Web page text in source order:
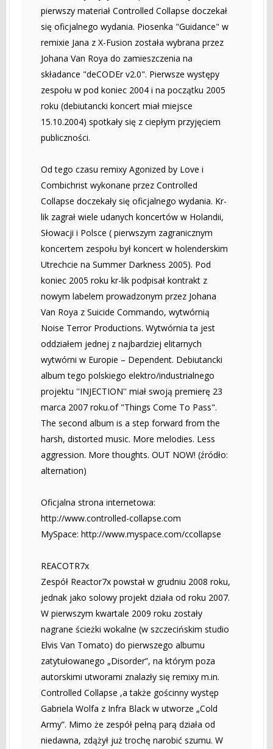
pierwszy materiał Controlled Collapse doczekał
się oficjalnego wydania. Piosenka "Guidance" w
remixie Jana z X-Fusion została wybrana przez
Johana Van Roya do zamieszczenia na
składance "deCODEr v2.0". Pierwsze występy
zespołu w pod koniec 2004 i na początku 2005
roku (debiutancki koncert miał miejsce
15.10.2004) spotkały się z ciepłym przyjęciem
publiczności.
Od tego czasu remixy Agonized by Love i
Combichrist wykonane przez Controlled
Collapse doczekały się oficjalnego wydania. Kr-
lik zagrał wiele udanych koncertów w Holandii,
Słowacji i Polsce ( pierwszym zagranicznym
koncertem zespołu był koncert w holenderskim
Utrechcie na Summer Darkness 2005). Pod
koniec 2005 roku kr-lik podpisał kontrakt z
nowym labelem prowadzonym przez Johana
Van Roya z Suicide Commando, wytwórnią
Noise Terror Productions. Wytwórnia ta jest
oddziałem jednej z najbardziej elitarnych
wytwórni w Europie – Dependent. Debiutancki
album tego polskiego elektro/industrialnego
projektu ''INJECTION'' miał swoją premierę 23
marca 2007 roku.of "Things Come To Pass".
The second album is a step forward from the
harsh, distorted music. More melodies. Less
aggression. More thoughts. OUT NOW! (źródło:
alternation)
Oficjalna strona internetowa:
http://www.controlled-collapse.com
MySpace: http://www.myspace.com/ccollapse
REACOTR7x
Zespół Reactor7x powstał w grudniu 2008 roku,
jednak jako solowy projekt działa od roku 2007.
W pierwszym kwartale 2009 roku zostały
nagrane ścieżki wokalne (w szczecińskim studio
Elvis Van Tomato) do pierwszego albumu
zatytułowanego „Disorder”, na którym poza
autorskimi utworami znalazły się remixy m.in.
Controlled Collapse ,a także gościnny występ
Gabriela Wolfa z Infra Black w utworze „Cold
Army”. Mimo że zespół pełną parą działa od
niedawna, zdążył już trochę narobić szumu. W